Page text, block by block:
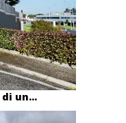
un...